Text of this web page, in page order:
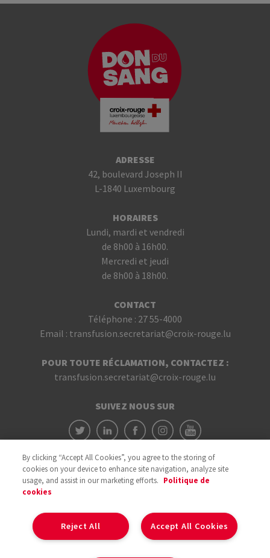
ADRESSE
42, boulevard Joseph II
L-1840 Luxembourg
HORAIRES
Lundi, mardi et vendredi
de 8h00 à 16h00.
Mercredi et jeudi
de 8h00 à 18h00.
CONTACT
Téléphone : 27 55-4000
Email : transfusion.secretariat@croix-rouge.lu
POUR TOUTE RÉCLAMATION, CONTACTEZ :
transfusion.secretariat@croix-rouge.lu
SUIVEZ NOUS SUR
By clicking “Accept All Cookies”, you agree to the storing of
cookies on your device to enhance site navigation, analyze site
usage, and assist in our marketing efforts. Politique de
cookies
Accept All Cookies
Reject All